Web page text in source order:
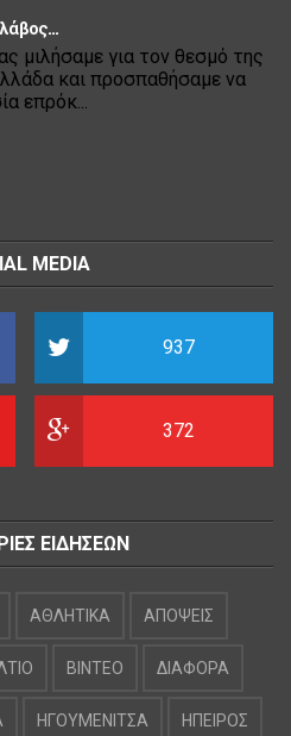
μιλήσαμε για τον θεσμό της
και προσπαθήσαμε να
επρόκ...
MEDIA
937
372
ΕΙΔΗΣΕΩΝ
ΑΘΛΗΤΙΚΑ ΑΠΟΨΕΙΣ
ΒΙΝΤΕΟ ΔΙΑΦΟΡΑ
ΗΓΟΥΜΕΝΙΤΣΑ ΗΠΕΙΡΟΣ